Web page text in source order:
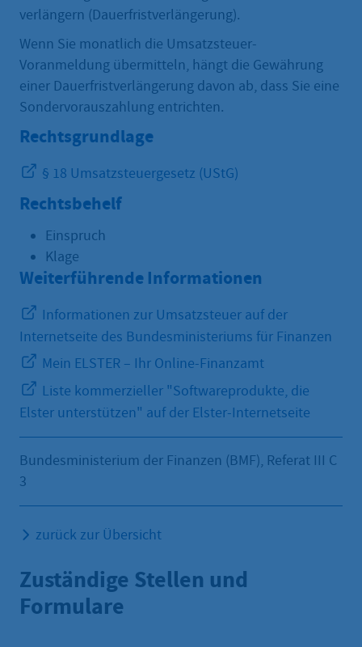
verlängern (Dauerfristverlängerung).
Wenn Sie monatlich die Umsatzsteuer-
Voranmeldung übermitteln, hängt die Gewährung
einer Dauerfristverlängerung davon ab, dass Sie eine
Sondervorauszahlung entrichten.
Rechtsgrundlage
§ 18 Umsatzsteuergesetz (UStG)
Rechtsbehelf
Einspruch
Klage
Weiterführende Informationen
Informationen zur Umsatzsteuer auf der
Internetseite des Bundesministeriums für Finanzen
Mein ELSTER – Ihr Online-Finanzamt
Liste kommerzieller "Softwareprodukte, die
Elster unterstützen" auf der Elster-Internetseite
Bundesministerium der Finanzen (BMF), Referat III C
3
zurück zur Übersicht
Zuständige Stellen und
Formulare